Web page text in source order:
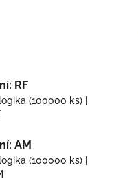
RF
(100000 ks)
AM
(100000 ks)